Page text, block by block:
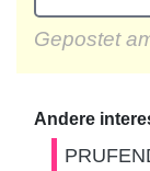
Gepostet
Andere